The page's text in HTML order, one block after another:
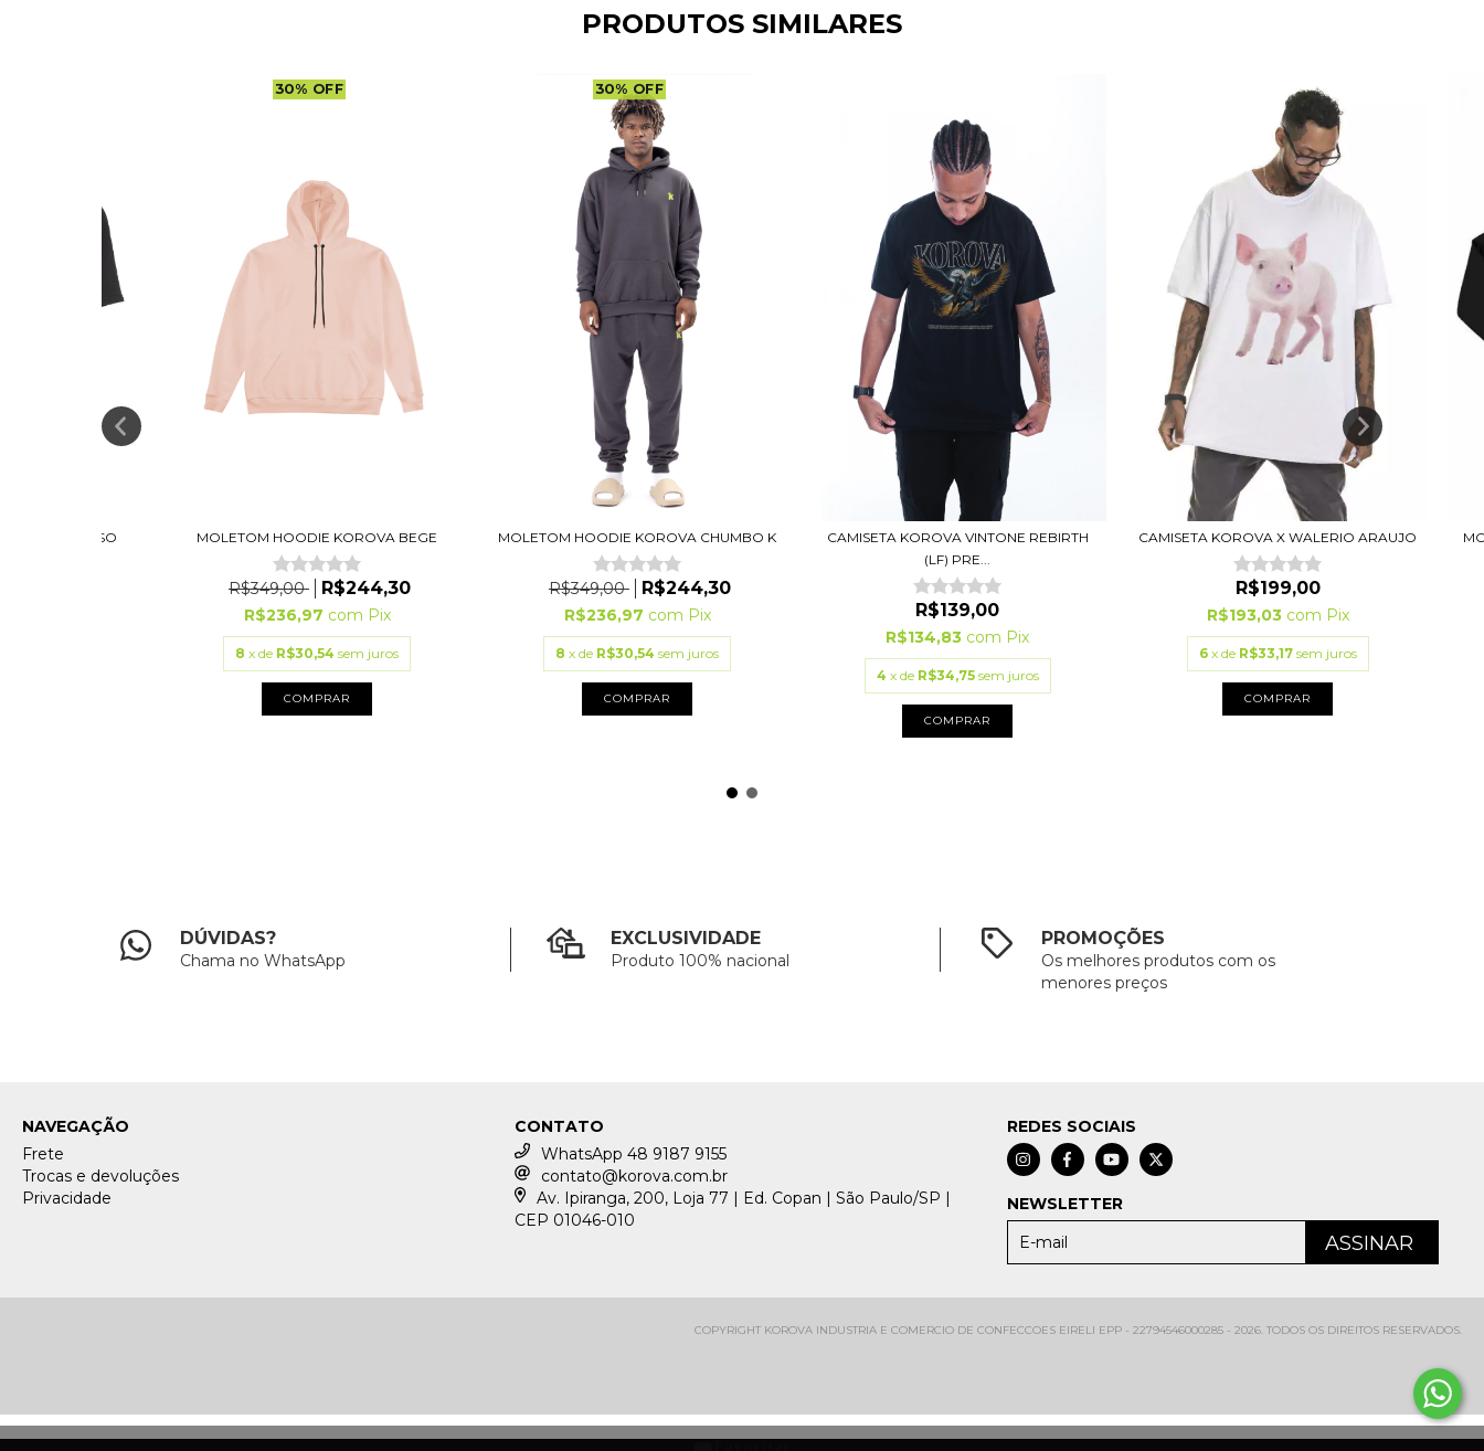
PRODUTOS SIMILARES
VINTONE PESO
30% OFF
MOLETOM HOODIE KOROVA BEGE
R$349,00 R$244,30
R$236,97 com Pix
8 x de R$30,54 sem juros
COMPRAR
30% OFF
MOLETOM HOODIE KOROVA CHUMBO K
R$349,00 R$244,30
R$236,97 com Pix
8 x de R$30,54 sem juros
COMPRAR
CAMISETA KOROVA VINTONE REBIRTH
(LF) PRE...
R$139,00
R$134,83 com Pix
4 x de R$34,75 sem juros
COMPRAR
CAMISETA KOROVA X WALERIO ARAUJO
R$199,00
R$193,03 com Pix
6 x de R$33,17 sem juros
COMPRAR
DÚVIDAS?
Chama no WhatsApp
EXCLUSIVIDADE
Produto 100% nacional
PROMOÇÕES
Os melhores produtos com os
menores preços
NAVEGAÇÃO
Frete
Trocas e devoluções
Privacidade
CONTATO
WhatsApp 48 9187 9155
contato@korova.com.br
Av. Ipiranga, 200, Loja 77 | Ed. Copan | São Paulo/SP |
CEP 01046-010
REDES SOCIAIS
NEWSLETTER
COPYRIGHT KOROVA INDUSTRIA E COMERCIO DE CONFECCOES EIRELI EPP - 22794546000285 - 2026. TODOS OS DIREITOS RESERVADOS.